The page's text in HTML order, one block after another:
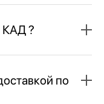
КАД ?
по